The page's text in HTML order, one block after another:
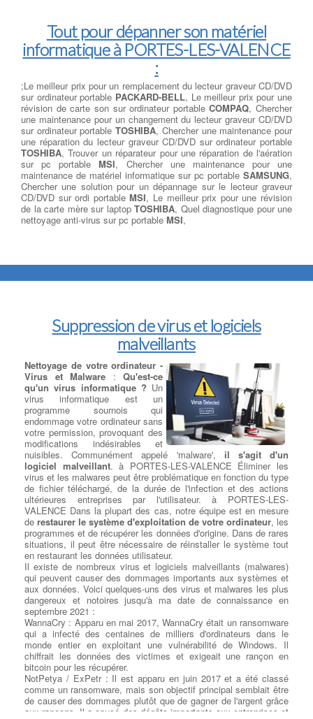
Tout pour dépanner son matériel
informatique à PORTES-LES-VALENCE
:
;Le meilleur prix pour un remplacement du lecteur graveur CD/DVD
sur ordinateur portable PACKARD-BELL, Le meilleur prix pour une
révision de carte son sur ordinateur portableCOMPAQ, Chercher
une maintenance pour un changement du lecteur graveur CD/DVD
sur ordinateur portableTOSHIBA, Chercher une maintenance pour
une réparation du lecteur graveur CD/DVD sur ordinateur portable
TOSHIBA, Trouver un réparateur pour une réparation de l'aération
sur pc portableMSI, Chercher une maintenance pour une
maintenance de matériel informatique sur pc portable SAMSUNG,
Chercher une solution pour un dépannage sur le lecteur graveur
CD/DVD sur ordi portableMSI, Le meilleur prix pour une révision
de la carte mère sur laptop TOSHIBA, Quel diagnostique pour une
nettoyage anti-virus sur pc portable MSI,
Suppression de virus et logiciels
malveillants
Nettoyage de votre ordinateur -
Virus et Malware : Qu'est-ce
qu'un virus informatique ? Un
virus informatique est un
programme sournois qui
endommage votre ordinateur sans
votre permission, provoquant des
modifications indésirables et
nuisibles. Communément appelé 'malware', il s'agit d'un
logiciel malveillant. à PORTES-LES-VALENCE Éliminer les
virus et les malwares peut être problématique en fonction du type
de fichier téléchargé, de la durée de l'infection et des actions
ultérieures entreprises par l'utilisateur. à PORTES-LES-
VALENCE Dans la plupart des cas, notre équipe est en mesure
de restaurer le système d'exploitation de votre ordinateur, les
programmes et de récupérer les données d'origine. Dans de rares
situations, il peut être nécessaire de réinstaller le système tout
en restaurant les données utilisateur.
Il existe de nombreux virus et logiciels malveillants (malwares)
qui peuvent causer des dommages importants aux systèmes et
aux données. Voici quelques-uns des virus et malwares les plus
dangereux et notoires jusqu'à ma date de connaissance en
septembre 2021 :
WannaCry : Apparu en mai 2017, WannaCry était un ransomware
qui a infecté des centaines de milliers d'ordinateurs dans le
monde entier en exploitant une vulnérabilité de Windows. Il
chiffrait les données des victimes et exigeait une rançon en
bitcoin pour les récupérer.
NotPetya / ExPetr : Il est apparu en juin 2017 et a été classé
comme un ransomware, mais son objectif principal semblait être
de causer des dommages plutôt que de gagner de l'argent grâce
aux rançons. Il a causé des dégâts importants aux entreprises et